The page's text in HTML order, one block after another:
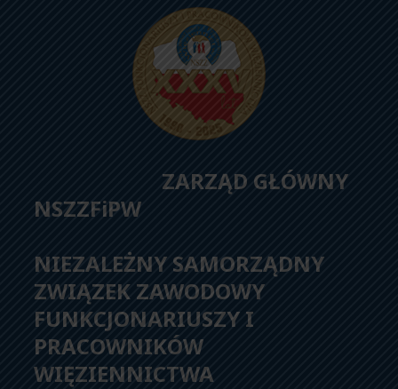
ZARZĄD GŁÓWNY
NSZZFiPW
NIEZALEŻNY SAMORZĄDNY
ZWIĄZEK ZAWODOWY
FUNKCJONARIUSZY I
PRACOWNIKÓW
WIĘZIENNICTWA